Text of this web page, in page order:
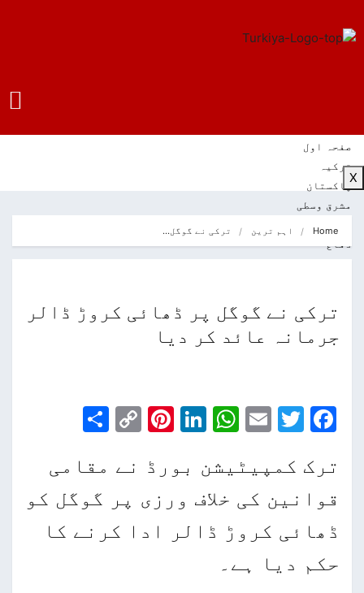
صفحہ اول
ترکیہ
پاکستان
مشرق وسطی
رجب طیب ایردوان
دفاع
ترکیہ کے بارے جانئیے
X
Home اہم ترین ترکی نے گوگل…
ترکی نے گوگل پر ڈھائی کروڑ ڈالر
جرمانہ عائد کر دیا
Facebook
Twitter
Email
WhatsApp
LinkedIn
Pinterest
Copy
ترک کمپیٹیشن بورڈ نے مقامی
قوانین کی خلاف ورزی پر گوگل کو
ڈھائی کروڑ ڈالر ادا کرنے کا
حکم دیا ہے۔